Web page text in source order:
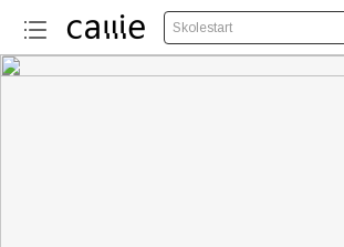
Skolestart